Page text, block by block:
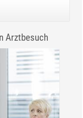
Arztbesuch